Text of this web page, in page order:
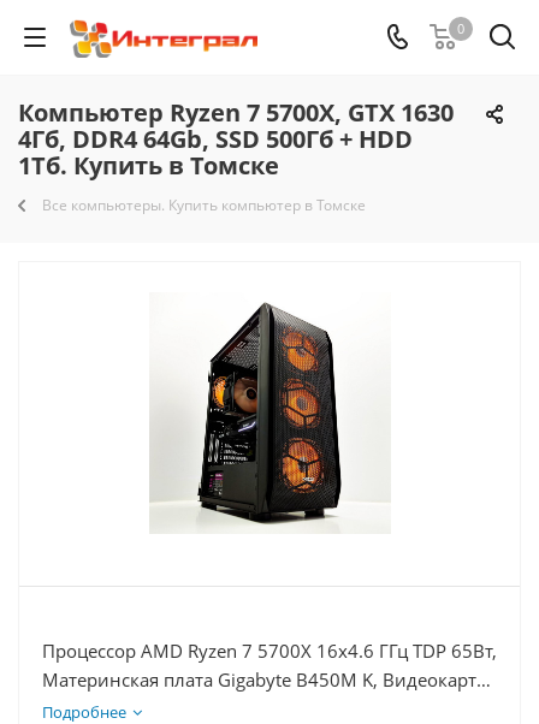
0
Компьютер Ryzen 7 5700X, GTX 1630
4Гб, DDR4 64Gb, SSD 500Гб + HDD
1Тб. Купить в Томске
Все компьютеры. Купить компьютер в Томске
Процессор AMD Ryzen 7 5700X 16x4.6 ГГц TDP 65Вт,
Материнская плата Gigabyte B450M K, Видеокарта
GTX 1630 4Гб, Память DDR4 64Gb, Диски
Подробнее